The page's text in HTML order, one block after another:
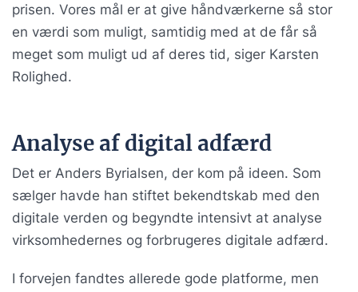
prisen. Vores mål er at give håndværkerne så stor
en værdi som muligt, samtidig med at de får så
meget som muligt ud af deres tid, siger Karsten
Rolighed.
Analyse af digital adfærd
Det er Anders Byrialsen, der kom på ideen. Som
sælger havde han stiftet bekendtskab med den
digitale verden og begyndte intensivt at analyse
virksomhedernes og forbrugeres digitale adfærd.
I forvejen fandtes allerede gode platforme, men